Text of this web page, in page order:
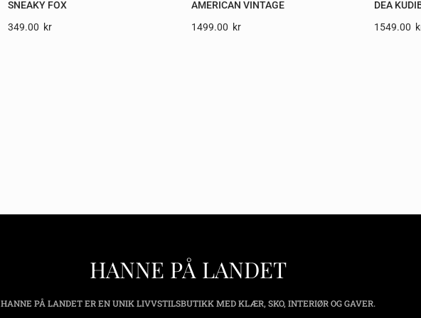
SNEAKY FOX
349.00 Kr
AMERICAN VINTAGE
1499.00 Kr
DEA
1549.00
HANNE PÅ LANDET
HANNE PÅ LANDET ER EN UNIK LIVVSTILSBUTIKK MED KLÆR, SKO, INTERIØR OG GAVER.